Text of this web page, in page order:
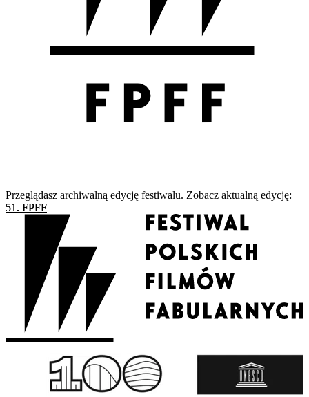
Przeglądasz archiwalną edycję festiwalu. Zobacz aktualną edycję:
51. FPFF